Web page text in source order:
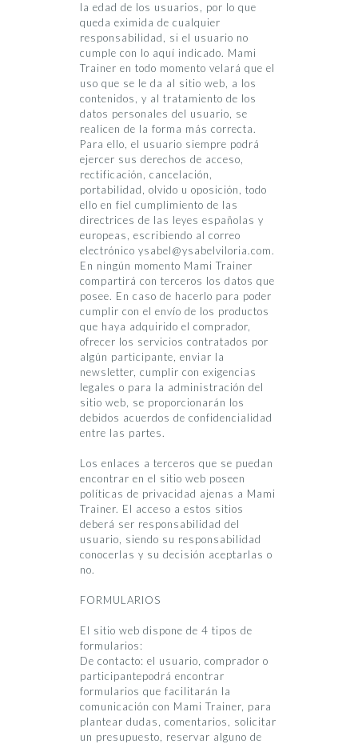
la edad de los usuarios, por lo que
queda eximida de cualquier
responsabilidad, si el usuario no
cumple con lo aquí indicado. Mami
Trainer en todo momento velará que el
uso que se le da al sitio web, a los
contenidos, y al tratamiento de los
datos personales del usuario, se
realicen de la forma más correcta.
Para ello, el usuario siempre podrá
ejercer sus derechos de acceso,
rectificación, cancelación,
portabilidad, olvido u oposición, todo
ello en fiel cumplimiento de las
directrices de las leyes españolas y
europeas, escribiendo al correo
electrónico ysabel@ysabelviloria.com.
En ningún momento Mami Trainer
compartirá con terceros los datos que
posee. En caso de hacerlo para poder
cumplir con el envío de los productos
que haya adquirido el comprador,
ofrecer los servicios contratados por
algún participante, enviar la
newsletter, cumplir con exigencias
legales o para la administración del
sitio web, se proporcionarán los
debidos acuerdos de confidencialidad
entre las partes.
Los enlaces a terceros que se puedan
encontrar en el sitio web poseen
políticas de privacidad ajenas a Mami
Trainer. El acceso a estos sitios
deberá ser responsabilidad del
usuario, siendo su responsabilidad
conocerlas y su decisión aceptarlas o
no.
FORMULARIOS
El sitio web dispone de 4 tipos de
formularios:
De contacto: el usuario, comprador o
participantepodrá encontrar
formularios que facilitarán la
comunicación con Mami Trainer, para
plantear dudas, comentarios, solicitar
un presupuesto, reservar alguno de